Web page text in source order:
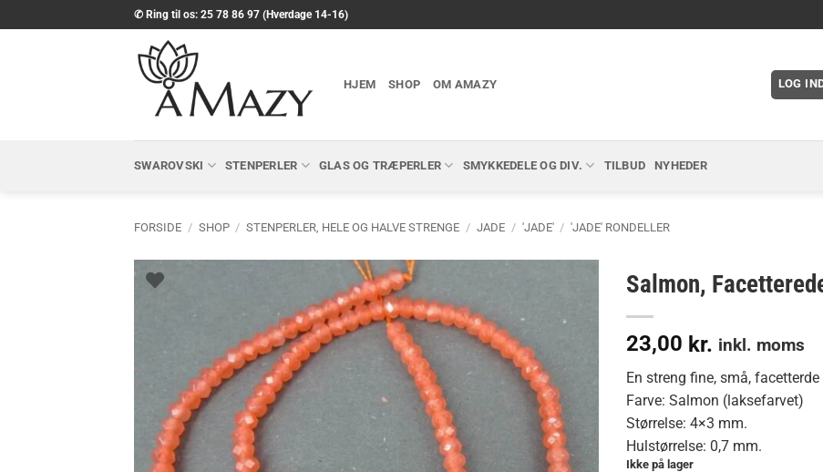
til
✆ Ring til os: 25 78 86 97 (Hverdage 14-16)
HJEM SHOP OM AMAZY LOG
SWAROVSKI STENPERLER GLAS OG TRÆPERLER SMYKKEDELE OG DIV. TILBUD NYHEDER
FORSIDE / SHOP / STENPERLER, HELE OG HALVE STRENGE / JADE / 'JADE' / 'JADE' RONDELLER
Salmon,
23,00 kr. inkl. moms
En streng fine, små, facetterde
Farve: Salmon (laksefarvet)
Størrelse: 4×3 mm.
Hulstørrelse: 0,7 mm.
Ikke på lager